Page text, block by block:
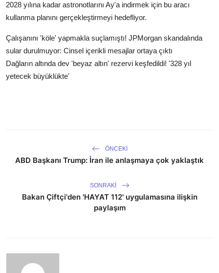
2028 yılına kadar astronotlarını Ay'a indirmek için bu aracı
kullanma planını gerçekleştirmeyi hedefliyor.
Çalışanını 'köle' yapmakla suçlamıştı! JPMorgan skandalında
sular durulmuyor: Cinsel içerikli mesajlar ortaya çıktı
Dağların altında dev 'beyaz altın' rezervi keşfedildi! '328 yıl
yetecek büyüklükte'
ÖNCEKI
ABD Başkanı Trump: İran ile anlaşmaya çok yaklaştık
SONRAKI
Bakan Çiftçi'den 'HAYAT 112' uygulamasına ilişkin
paylaşım